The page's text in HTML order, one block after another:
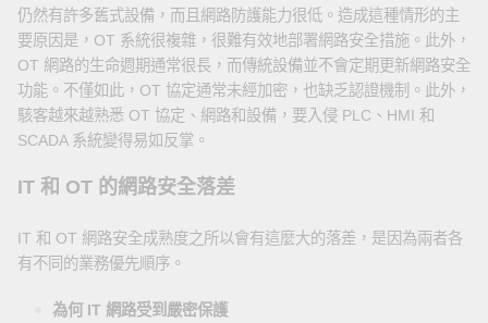
仍然有許多舊式設備，而且網路防護能力很低。造成這種情形的主
要原因是，OT 系統很複雜，很難有效地部署網路安全措施。此外，
OT 網路的生命週期通常很長，而傳統設備並不會定期更新網路安全
功能。不僅如此，OT 協定通常未經加密，也缺乏認證機制。此外，
駭客越來越熟悉 OT 協定、網路和設備，要入侵 PLC、HMI 和
SCADA 系統變得易如反掌。
IT 和 OT 的網路安全落差
IT 和 OT 網路安全成熟度之所以會有這麼大的落差，是因為兩者各
有不同的業務優先順序。
為何 IT 網路受到嚴密保護